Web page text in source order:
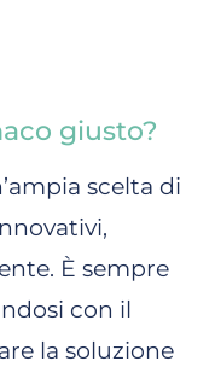
giusto?
scelta di
È sempre
con il
la soluzione